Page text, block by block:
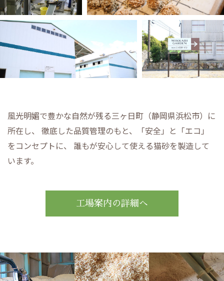
風光明媚で豊かな自然が残る三ヶ日町（静岡県浜松市）に
所在し、
徹底した品質管理のもと、「安全」と「エコ」
をコンセプトに、
誰もが安心して使える猫砂を製造して
います。
工場案内の詳細へ